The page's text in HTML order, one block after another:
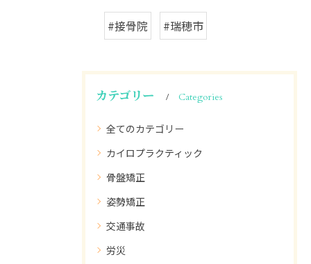
#接骨院 #瑞穂市
カテゴリー Categories
全てのカテゴリー
カイロプラクティック
骨盤矯正
姿勢矯正
交通事故
労災